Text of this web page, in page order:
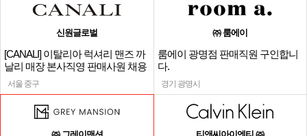
신원글로벌
[CANALI] 이탈리아 럭셔리 맨즈 까
날리 매장 본사직영 판매사원 채용
서울 중구
㈜ 룸에이
룸에이 광명점 판매직원 구인합니
다.
경기 광명시
㈜ 그레이맨션 티앤씨아이엔티 ㈜